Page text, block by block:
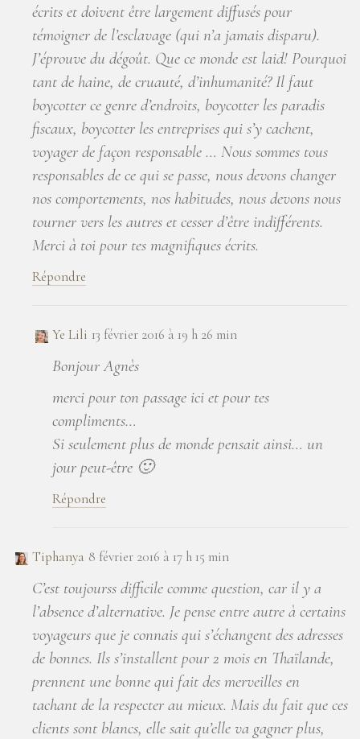
écrits et doivent être largement diffusés pour
témoigner de l’esclavage (qui n’a jamais disparu).
J’éprouve du dégoût. Que ce monde est laid! Pourquoi
tant de haine, de cruauté, d’inhumanité? Il faut
boycotter ce genre d’endroits, boycotter les paradis
fiscaux, boycotter les entreprises qui s’y cachent,
voyager de façon responsable … Nous sommes tous
responsables de ce qui se passe, nous devons changer
nos comportements, nos habitudes, nous devons nous
tourner vers les autres et cesser d’être indifférents.
Merci à toi pour tes magnifiques écrits.
Répondre
Ye Lili 13 février 2016 à 19 h 26 min
Bonjour Agnès
merci pour ton passage ici et pour tes
compliments…
Si seulement plus de monde pensait ainsi… un
jour peut-être 🙂
Répondre
Tiphanya 8 février 2016 à 17 h 15 min
C’est toujourss difficile comme question, car il y a
l’absence d’alternative. Je pense entre autre à certains
voyageurs que je connais qui s’échangent des adresses
de bonnes. Ils s’installent pour 2 mois en Thaïlande,
prennent une bonne qui fait des merveilles en
tachant de la respecter au mieux. Mais du fait que ces
clients sont blancs, elle sait qu’elle va gagner plus,